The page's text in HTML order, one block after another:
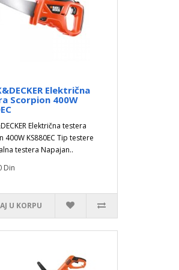
Električna
Scorpion 400W
Električna testera
400W KS880EC Tip testere
testera Napajan..
Din
U KORPU